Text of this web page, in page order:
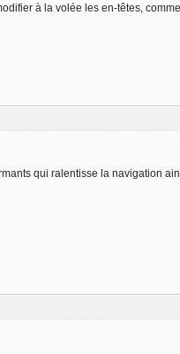
à la volée les en-têtes,
qui ralentisse la navigation